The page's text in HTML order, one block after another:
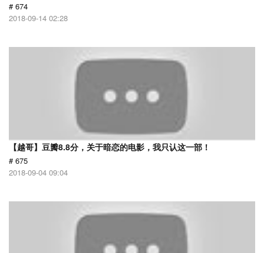
# 674
2018-09-14 02:28
【越哥】豆瓣8.8分，关于暗恋的电影，我只认这一部！
# 675
2018-09-04 09:04